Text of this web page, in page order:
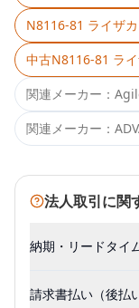
N8116-81 ライザ
中古N8116-81 ラ
関連メーカー：
関連メーカー：
法人取引に関
納期・リードタイ
請求書払い（後払